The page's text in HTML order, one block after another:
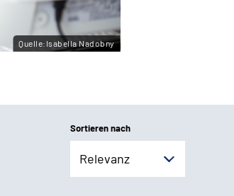
Quelle:Isabella Nadobny
Sortieren nach
Relevanz